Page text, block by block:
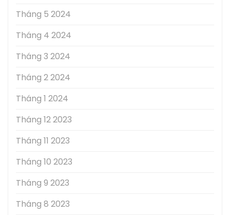
Tháng 5 2024
Tháng 4 2024
Tháng 3 2024
Tháng 2 2024
Tháng 1 2024
Tháng 12 2023
Tháng 11 2023
Tháng 10 2023
Tháng 9 2023
Tháng 8 2023